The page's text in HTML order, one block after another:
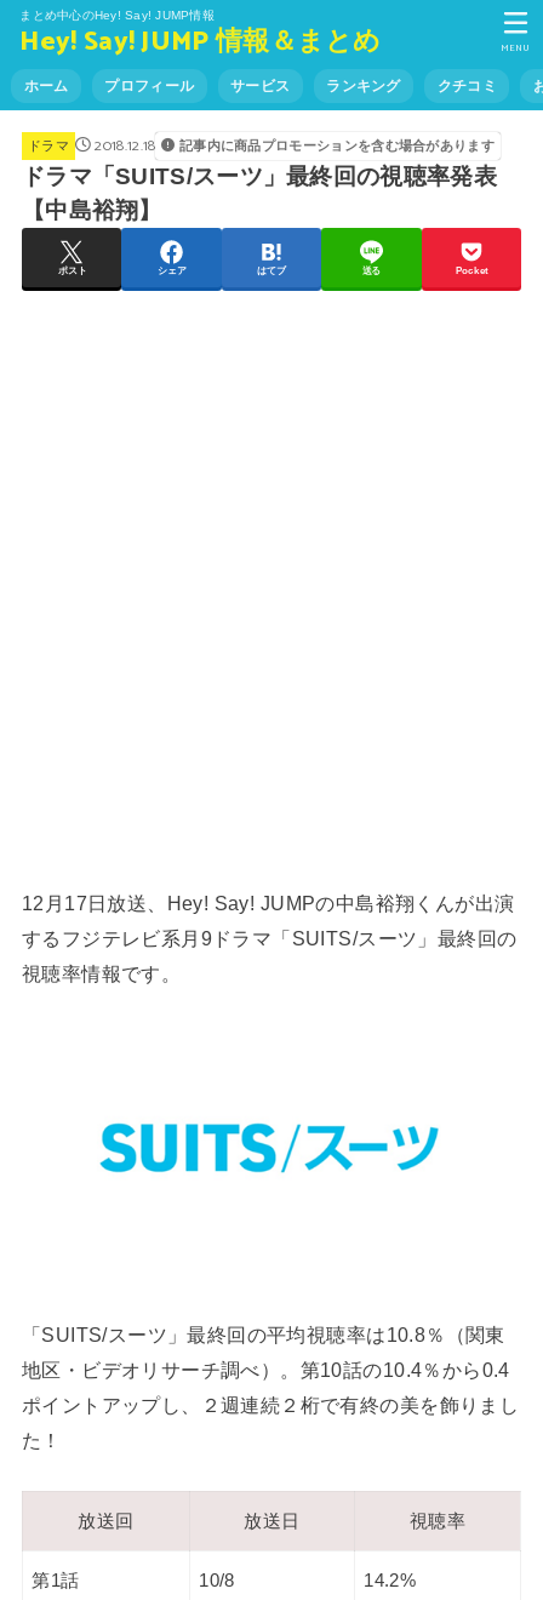
まとめ中心のHey! Say! JUMP情報
Hey! Say! JUMP 情報＆まとめ
ホーム プロフィール サービス ランキング クチコミ
MENU
ドラマ 2018.12.18 記事内に商品プロモーションを含む場合があります
ドラマ「SUITS/スーツ」最終回の視聴率発表
【中島裕翔】
ポスト シェア はてブ 送る Pocket
12月17日放送、Hey! Say! JUMPの中島裕翔くんが出演
するフジテレビ系月9ドラマ「SUITS/スーツ」最終回の
視聴率情報です。
「SUITS/スーツ」最終回の平均視聴率は10.8％（関東
地区・ビデオリサーチ調べ）。第10話の10.4％から0.4
ポイントアップし、２週連続２桁で有終の美を飾りまし
た！
放送回 放送日 視聴率
第1話 10/8 14.2%